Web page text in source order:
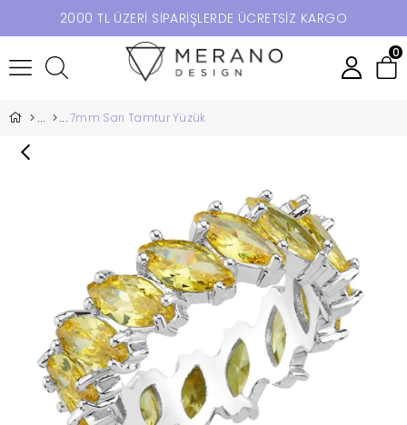
2000 TL ÜZERİ SİPARİŞLERDE ÜCRETSİZ KARGO
0
7mm Sarı Tamtur Yüzük